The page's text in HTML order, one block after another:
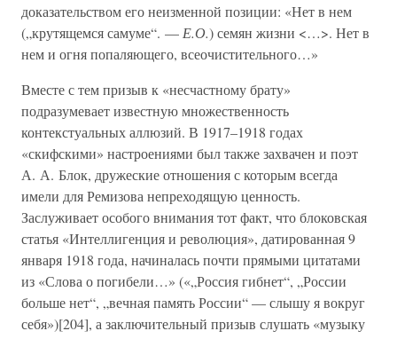
доказательством его неизменной позиции: «Нет в нем
(„крутящемся самуме“. — Е.О.) семян жизни <…>. Нет в
нем и огня попаляющего, всеочистительного…»
Вместе с тем призыв к «несчастному брату»
подразумевает известную множественность
контекстуальных аллюзий. В 1917–1918 годах
«скифскими» настроениями был также захвачен и поэт
А. А. Блок, дружеские отношения с которым всегда
имели для Ремизова непреходящую ценность.
Заслуживает особого внимания тот факт, что блоковская
статья «Интеллигенция и революция», датированная 9
января 1918 года, начиналась почти прямыми цитатами
из «Слова о погибели…» («„Россия гибнет“, „России
больше нет“, „вечная память России“ — слышу я вокруг
себя»)[204], а заключительный призыв слушать «музыку